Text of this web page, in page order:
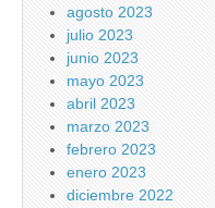
agosto 2023
julio 2023
junio 2023
mayo 2023
abril 2023
marzo 2023
febrero 2023
enero 2023
diciembre 2022